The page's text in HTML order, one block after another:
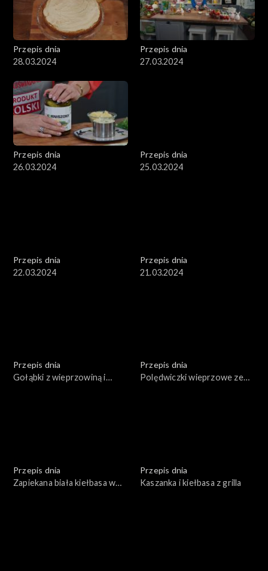
Przepis dnia
28.03.2024
Przepis dnia
27.03.2024
Przepis dnia
26.03.2024
Przepis dnia
25.03.2024
Przepis dnia
22.03.2024
Przepis dnia
21.03.2024
Przepis dnia
Gołąbki z wieprzowiną i
Przepis dnia
Polędwiczki wieprzowe ze
Przepis dnia
Zapiekana biała kiełbasa w
Przepis dnia
Kaszanka i kiełbasa z grilla